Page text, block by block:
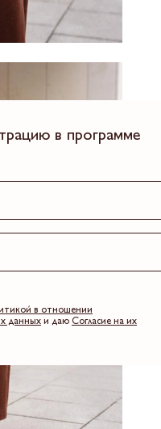
в программе
в отношении
данных и даю Согласие на их